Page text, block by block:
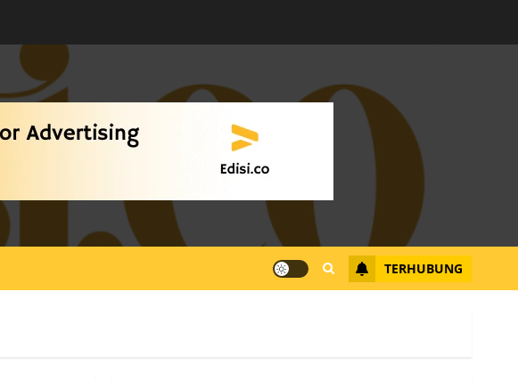
TERHUBUNG
Warga Rempang Ajukan
Kota Batam, Soroti
Aktivitas yang Resahkan
0
Batam Berhenti
Merampas Tanah Warga
Rempang
JULI 15, 2026